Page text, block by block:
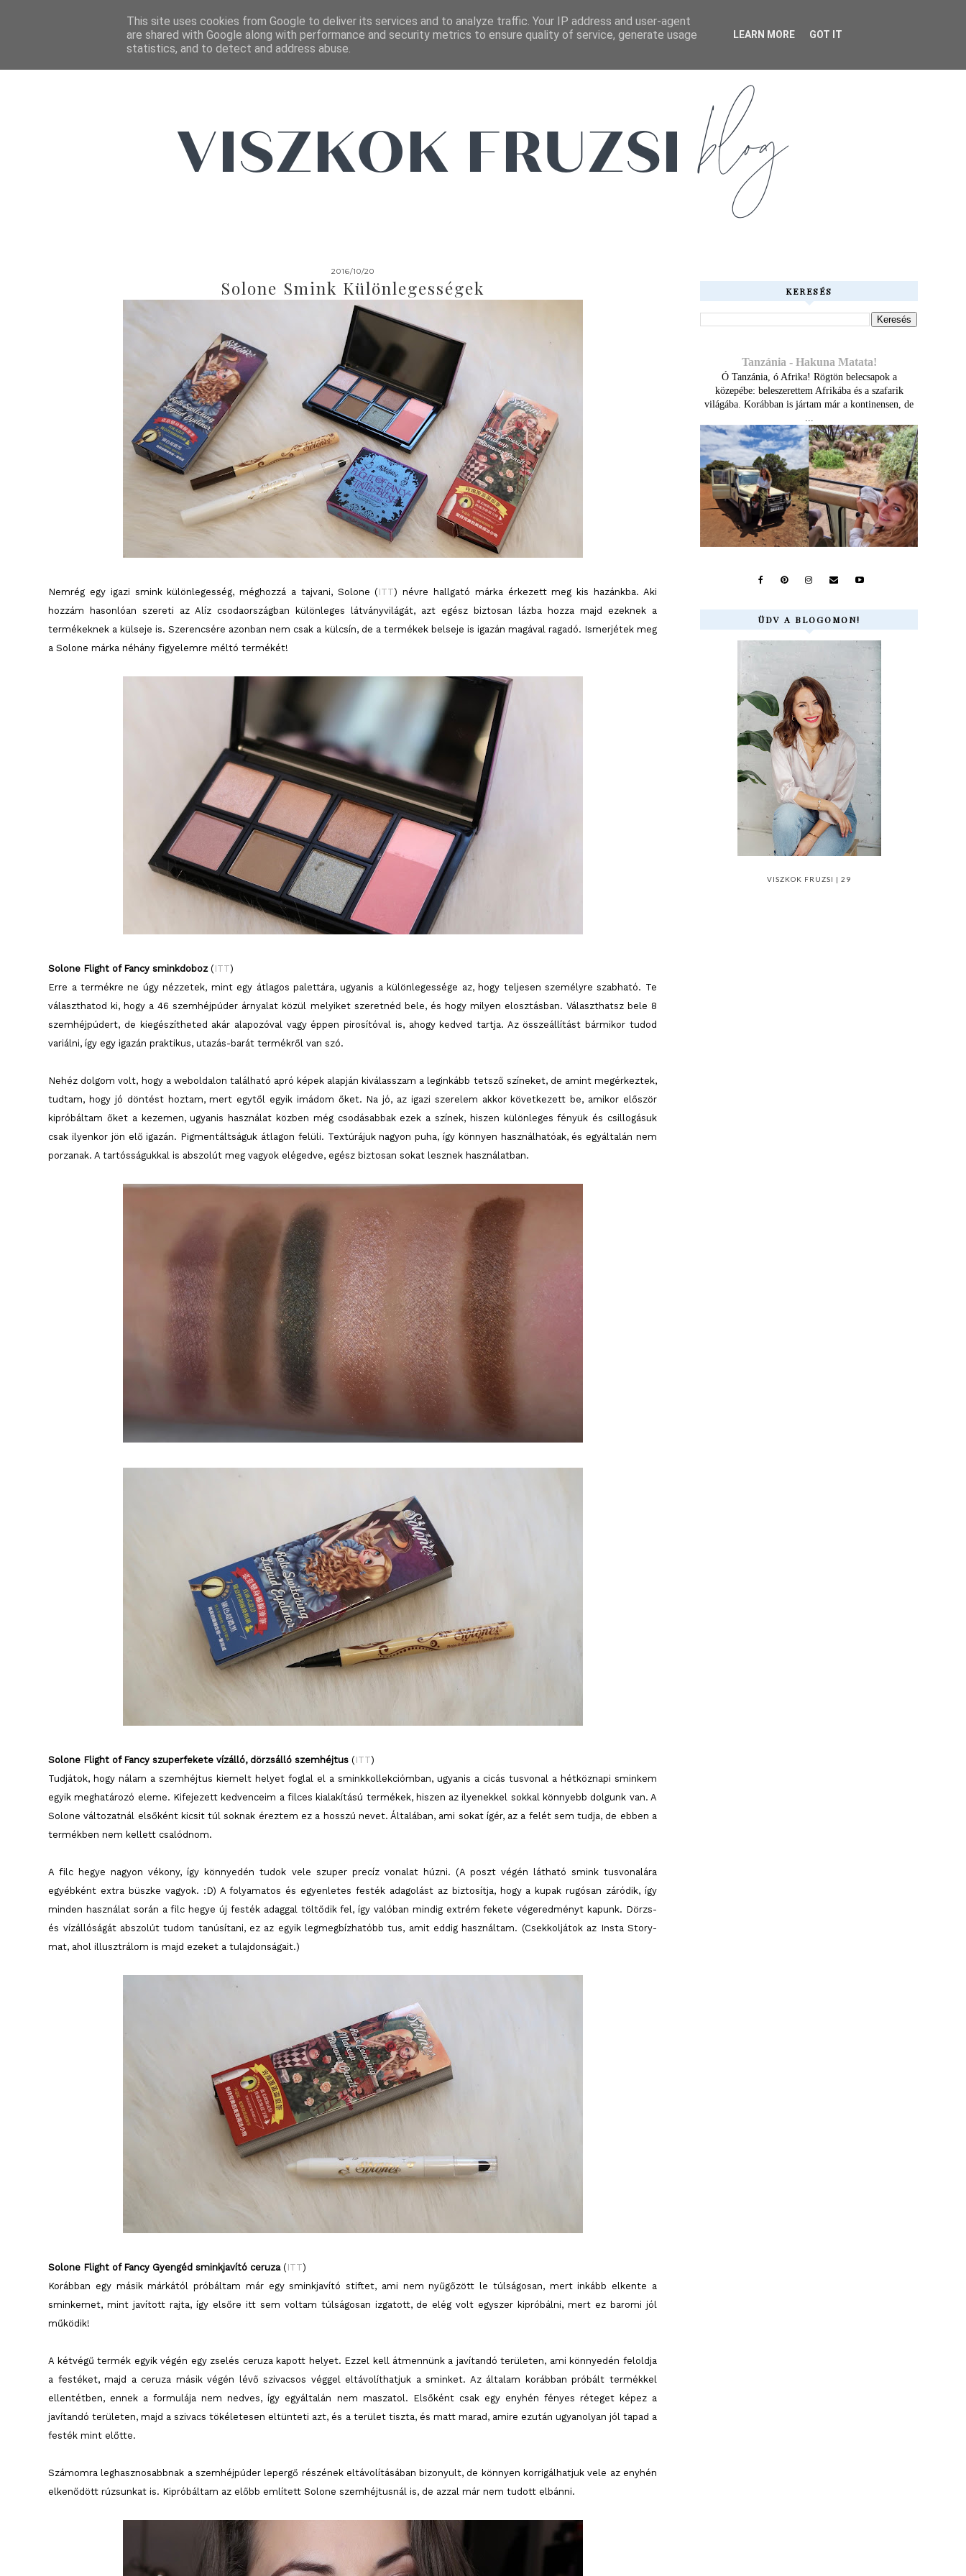
FŐOLDAL EMAIL
2016/10/20
Solone Smink Különlegességek
Nemrég egy igazi smink különlegesség, méghozzá a tajvani, Solone ( ITT) névre hallgató márka érkezett meg kis hazánkba. Aki
hozzám hasonlóan szereti az Alíz csodaországban különleges látványvilágát, azt egész biztosan lázba hozza majd ezeknek a
termékeknek a külseje is. Szerencsére azonban nem csak a külcsín, de a termékek belseje is igazán magával ragadó. Ismerjétek meg
a Solone márka néhány figyelemre méltó termékét!
Solone Flight of Fancy sminkdoboz ( ITT)
Erre a termékre ne úgy nézzetek, mint egy átlagos palettára, ugyanis a különlegessége az, hogy teljesen személyre szabható. Te
választhatod ki, hogy a 46 szemhéjpúder árnyalat közül melyiket szeretnéd bele, és hogy milyen elosztásban. Választhatsz bele 8
szemhéjpúdert, de kiegészítheted akár alapozóval vagy éppen pirosítóval is, ahogy kedved tartja. Az összeállítást bármikor tudod
variálni, így egy igazán praktikus, utazás-barát termékről van szó.
Nehéz dolgom volt, hogy a weboldalon található apró képek alapján kiválasszam a leginkább tetsző színeket, de amint megérkeztek,
tudtam, hogy jó döntést hoztam, mert egytől egyik imádom őket. Na jó, az igazi szerelem akkor következett be, amikor először
kipróbáltam őket a kezemen, ugyanis használat közben még csodásabbak ezek a színek, hiszen különleges fényük és csillogásuk
csak ilyenkor jön elő igazán. Pigmentáltságuk átlagon felüli. Textúrájuk nagyon puha, így könnyen használhatóak, és egyáltalán nem
porzanak. A tartósságukkal is abszolút meg vagyok elégedve, egész biztosan sokat lesznek használatban.
Solone Flight of Fancy szuperfekete vízálló, dörzsálló szemhéjtus ( ITT)
Tudjátok, hogy nálam a szemhéjtus kiemelt helyet foglal el a sminkkollekciómban, ugyanis a cicás tusvonal a hétköznapi sminkem
egyik meghatározó eleme. Kifejezett kedvenceim a filces kialakítású termékek, hiszen az ilyenekkel sokkal könnyebb dolgunk van. A
Solone változatnál elsőként kicsit túl soknak éreztem ez a hosszú nevet. Általában, ami sokat ígér, az a felét sem tudja, de ebben a
termékben nem kellett csalódnom.
A filc hegye nagyon vékony, így könnyedén tudok vele szuper precíz vonalat húzni. (A poszt végén látható smink tusvonalára
egyébként extra büszke vagyok. :D) A folyamatos és egyenletes festék adagolást az biztosítja, hogy a kupak rugósan záródik, így
minden használat során a filc hegye új festék adaggal töltődik fel, így valóban mindig extrém fekete végeredményt kapunk. Dörzs-
és vízállóságát abszolút tudom tanúsítani, ez az egyik legmegbízhatóbb tus, amit eddig használtam. (Csekkoljátok az Insta Story-
mat, ahol illusztrálom is majd ezeket a tulajdonságait.)
Solone Flight of Fancy Gyengéd sminkjavító ceruza( ITT)
Korábban egy másik márkától próbáltam már egy sminkjavító stiftet, ami nem nyűgőzött le túlságosan, mert inkább elkente a
sminkemet, mint javított rajta, így elsőre itt sem voltam túlságosan izgatott, de elég volt egyszer kipróbálni, mert ez baromi jól
működik!
A kétvégű termék egyik végén egy zselés ceruza kapott helyet. Ezzel kell átmennünk a javítandó területen, ami könnyedén feloldja
a festéket, majd a ceruza másik végén lévő szivacsos véggel eltávolíthatjuk a sminket. Az általam korábban próbált termékkel
ellentétben, ennek a formulája nem nedves, így egyáltalán nem maszatol. Elsőként csak egy enyhén fényes réteget képez a
javítandó területen, majd a szivacs tökéletesen eltünteti azt, és a terület tiszta, és matt marad, amire ezután ugyanolyan jól tapad a
festék mint előtte.
Számomra leghasznosabbnak a szemhéjpúder lepergő részének eltávolításában bizonyult, de könnyen korrigálhatjuk vele az enyhén
elkenődött rúzsunkat is. Kipróbáltam az előbb említett Solone szemhéjtusnál is, de azzal már nem tudott elbánni.
KERESÉS
Tanzánia - Hakuna Matata!
Ó Tanzánia, ó Afrika! Rögtön belecsapok a
közepébe: beleszerettem Afrikába és a szafarik
világába. Korábban is jártam már a kontinensen, de
...
ÜDV A BLOGOMON!
VISZKOK FRUZSI | 29
This site uses cookies from Google to deliver its services and to analyze traffic. Your IP address and user-agent
are shared with Google along with performance and security metrics to ensure quality of service, generate usage
statistics, and to detect and address abuse.
LEARN MORE GOT IT